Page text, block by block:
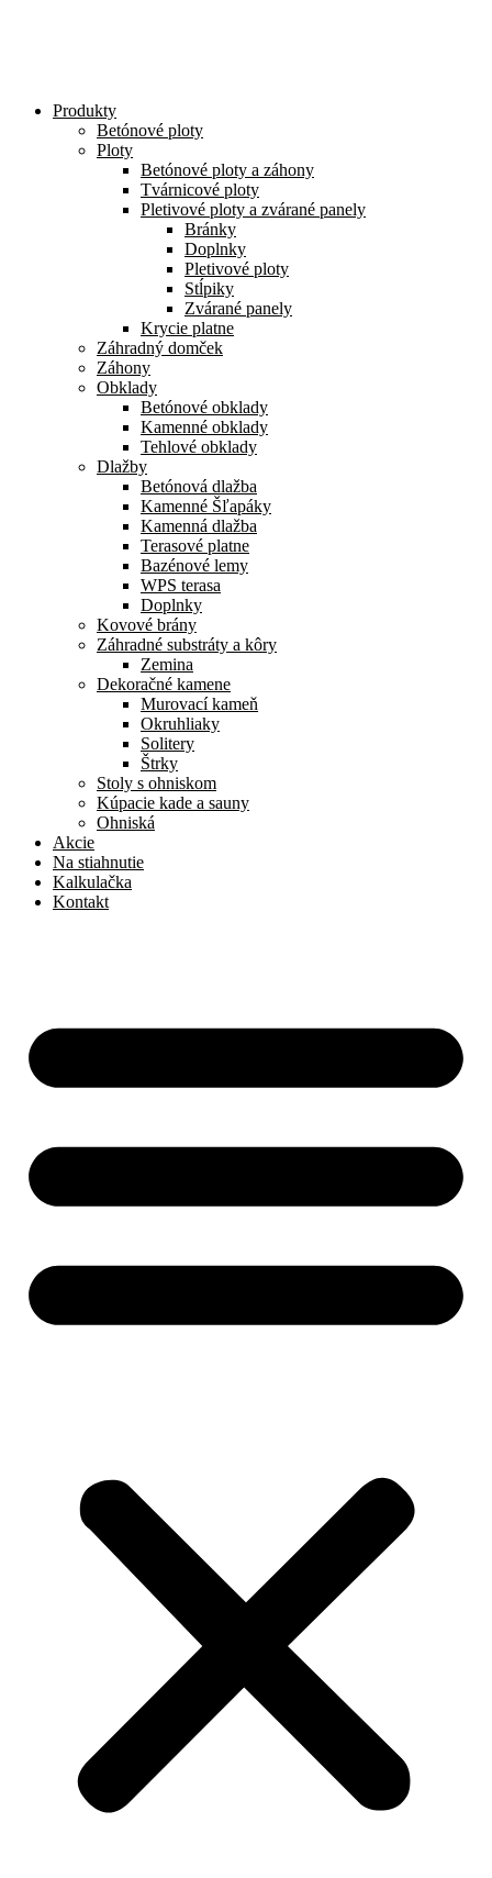
Produkty
Betónové ploty
Ploty
Betónové ploty a záhony
Tvárnicové ploty
Pletivové ploty a zvárané panely
Bránky
Doplnky
Pletivové ploty
Stĺpiky
Zvárané panely
Krycie platne
Záhradný domček
Záhony
Obklady
Betónové obklady
Kamenné obklady
Tehlové obklady
Dlažby
Betónová dlažba
Kamenné Šľapáky
Kamenná dlažba
Terasové platne
Bazénové lemy
WPS terasa
Doplnky
Kovové brány
Záhradné substráty a kôry
Zemina
Dekoračné kamene
Murovací kameň
Okruhliaky
Solitery
Štrky
Stoly s ohniskom
Kúpacie kade a sauny
Ohniská
Akcie
Na stiahnutie
Kalkulačka
Kontakt